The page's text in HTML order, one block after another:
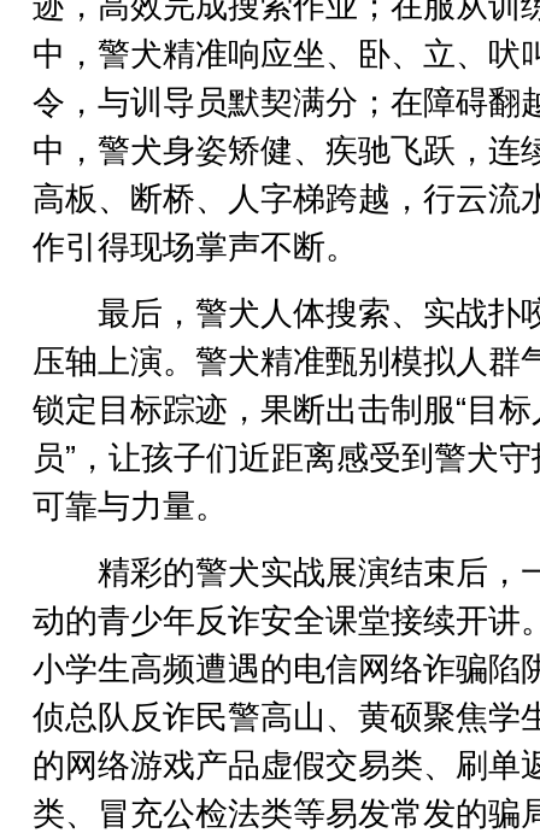
中，警犬精准响应坐、卧、立、吠
令，与训导员默契满分；在障碍翻
中，警犬身姿矫健、疾驰飞跃，连
高板、断桥、人字梯跨越，行云流
作引得现场掌声不断。
最后，警犬人体搜索、实战扑
压轴上演。警犬精准甄别模拟人群
锁定目标踪迹，果断出击制服“目标
员”，让孩子们近距离感受到警犬
可靠与力量。
精彩的警犬实战展演结束后，
动的青少年反诈安全课堂接续开讲
小学生高频遭遇的电信网络诈骗陷
侦总队反诈民警高山、黄硕聚焦学
的网络游戏产品虚假交易类、刷单
类、冒充公检法类等易发常发的骗